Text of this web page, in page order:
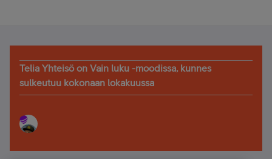
Telia Yhteisö on Vain luku -moodissa, kunnes
sulkeutuu kokonaan lokakuussa